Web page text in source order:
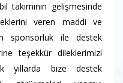
takımının gelişmesinde
veren maddi ve
sponsorluk ile destek
teşekkür dileklerimizi
yıllarda bize destek